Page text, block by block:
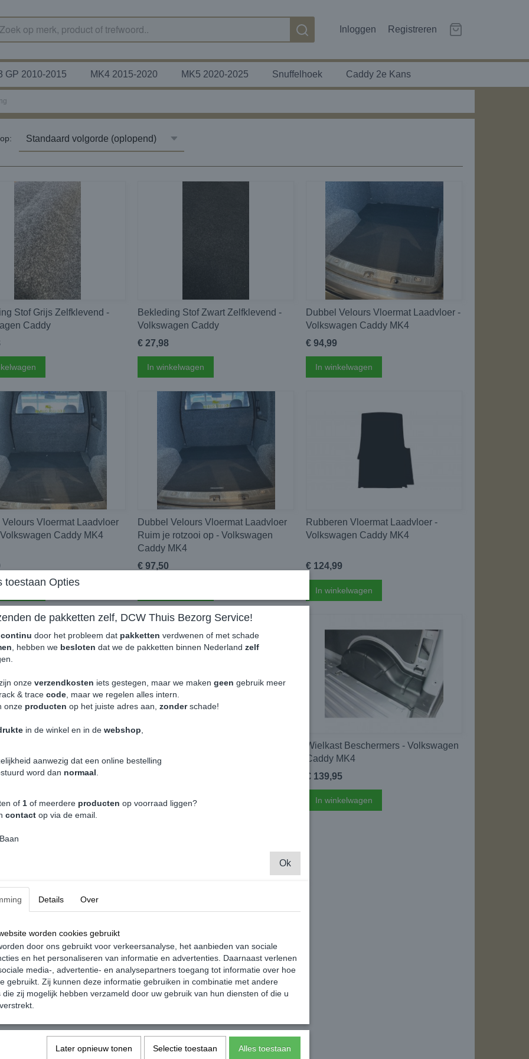
Inloggen Registreren
GP 2010-2015 MK4 2015-2020 MK5 2020-2025 Snuffelhoek Caddy 2e Kans
op:
Stof Grijs Zelfklevend -
Caddy
Bekleding Stof Zwart Zelfklevend -
Volkswagen Caddy
€ 27,98
In winkelwagen
Dubbel Velours Vloermat Laadvloer -
Volkswagen Caddy MK4
€ 94,99
In winkelwagen
Velours Vloermat Laadvloer
Caddy MK4
Dubbel Velours Vloermat Laadvloer
Ruim je rotzooi op - Volkswagen
Caddy MK4
€ 97,50
Rubberen Vloermat Laadvloer -
Volkswagen Caddy MK4
€ 124,99
In winkelwagen
MAXI
Caddy MK4 MAXI
Volkswagen Caddy
In winkelwagen
Wielkast Beschermers - Volkswagen
Caddy MK4
€ 139,95
In winkelwagen
toestaan Opties
de pakketten zelf, DCW Thuis Bezorg Service!
continu door het probleem dat pakketten verdwenen of met schade
, hebben we besloten dat we de pakketten binnen Nederland zelf
onze verzendkosten iets gestegen, maar we maken geen gebruik meer
& trace code , maar we regelen alles intern.
onze producten op het juiste adres aan, zonderschade!
in de winkel en in de webshop
aanwezig dat een online bestelling
word dan normaal
of 1 of meerdere producten op voorraad liggen?
contact op via de email.
Ok
Details Over
worden cookies gebruikt
door ons gebruikt voor verkeersanalyse, het aanbieden van sociale
en het personaliseren van informatie en advertenties. Daarnaast verlenen
media-, advertentie- en analysepartners toegang tot informatie over hoe
gebruikt. Zij kunnen deze informatie gebruiken in combinatie met andere
die zij mogelijk hebben verzameld door uw gebruik van hun diensten of die u
Later opnieuw tonen Selectie toestaan Alles toestaan